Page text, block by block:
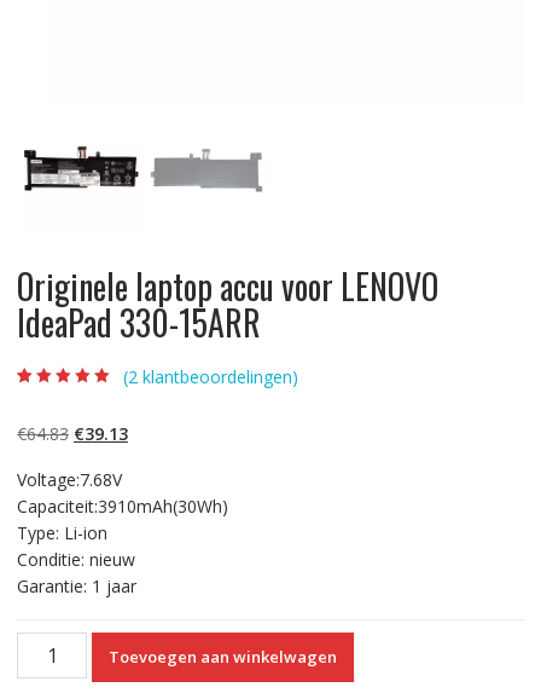
Originele laptop accu voor LENOVO
IdeaPad 330-15ARR
gebaseerd op
klantbeoordelinge
(2 klantbeoordelingen)
€64.83 Oorspronkelijke
was:
€64.83.
€39.13Huidige
€39.13.
Voltage:7.68V
Capaciteit:3910mAh(30Wh)
Type: Li-ion
Conditie: nieuw
Garantie: 1 jaar
Originele
Toevoegen aan winkelwagen